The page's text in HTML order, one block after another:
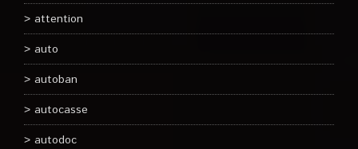
attention
auto
autoban
autocasse
autodoc